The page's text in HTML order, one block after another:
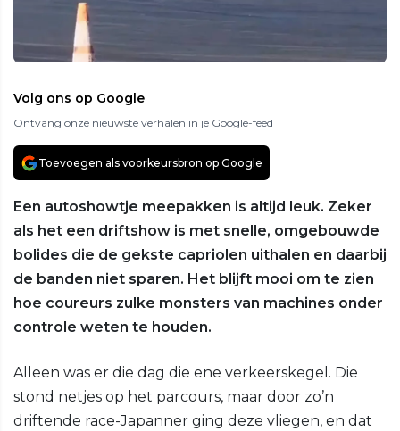
Volg ons op Google
Ontvang onze nieuwste verhalen in je Google-feed
Toevoegen als voorkeursbron op Google
Een autoshowtje meepakken is altijd leuk. Zeker
als het een driftshow is met snelle, omgebouwde
bolides die de gekste capriolen uithalen en daarbij
de banden niet sparen. Het blijft mooi om te zien
hoe coureurs zulke monsters van machines onder
controle weten te houden.
Alleen was er die dag die ene verkeerskegel. Die
stond netjes op het parcours, maar door zo’n
driftende race-Japanner ging deze vliegen, en dat